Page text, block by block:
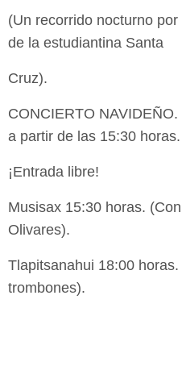
(Un recorrido nocturno
de la estudiantina Santa
Cruz).
CONCIERTO
a partir de las 15:30 horas.
¡Entrada libre!
Musisax 15:30 horas.
Olivares).
Tlapitsanahui 18:00
trombones).